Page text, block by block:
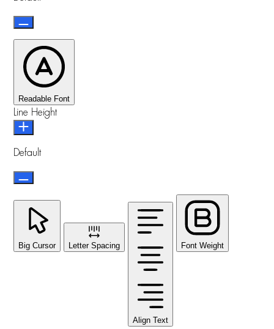
Readable Font
Line Height
Default
Big Cursor Letter Spacing
Align Text
Font Weight